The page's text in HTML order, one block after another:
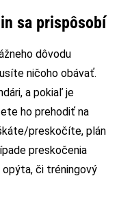
sa prispôsobí
dôvodu
ničoho obávať.
a pokiaľ je
ho prehodiť na
preskočíte, plán
preskočenia
opýta, či tréningový